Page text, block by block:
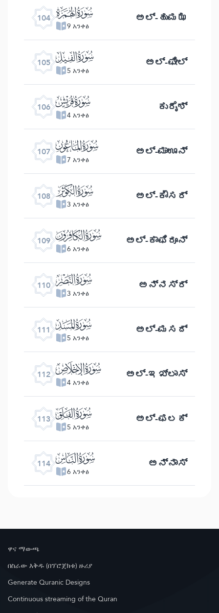
104 ﰕ
9 አንቀፅ ಅಲ್ -ಹುಮಝ
105 ﰖ
5 አንቀፅ ಅಲ್ -ಫೀಲ್
106 ﰗ
4 አንቀፅ ಕುರೈಶ್
107 ﰘ
7 አንቀፅ ಅಲ್ -ಮಾಊನ್
108 ﰙ
3 አንቀፅ ಅಲ್ -ಕೌಸರ್
109 ﰚ
6 አንቀፅ ಅಲ್- ಕಾಫಿರೂನ್
110 ﰛ
3 አንቀፅ ಅನ್ನಸ್ರ್
111 ﰜ
5 አንቀፅ ಅಲ್- ಮಸದ್
112 ﰝ
4 አንቀፅ ಅಲ್ -ಇಖ್ಲಾಸ್
113 ﰞ
5 አንቀፅ ಅಲ್- ಫಲಕ್
114 ﰟ
6 አንቀፅ ಅನ್ನಾಸ್
ዋና ማውጫ
በስራው እቅዱ (በፕሮጀክቱ) ዙሪያ
Generate Quranic Designs
Continuous streaming of the Quran